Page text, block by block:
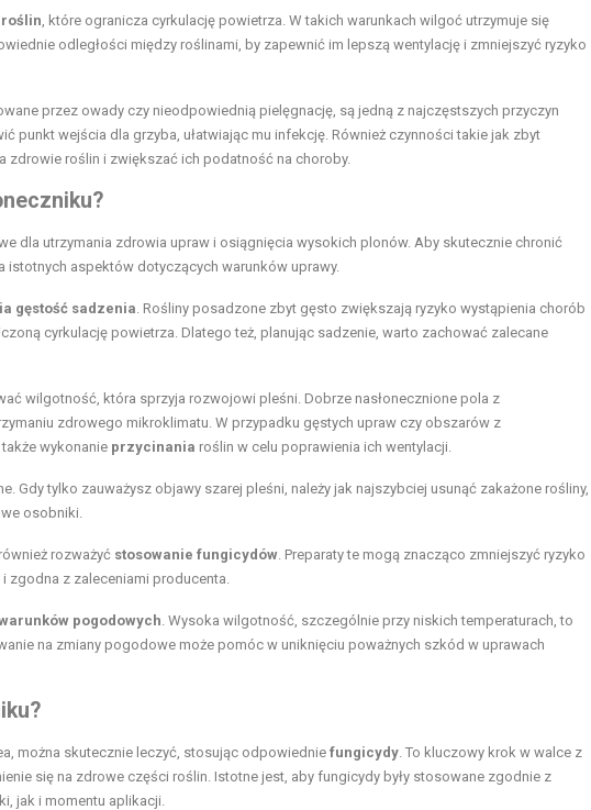
roślin , które ogranicza cyrkulację powietrza. W takich warunkach wilgoć utrzymuje się
odległości między roślinami, by zapewnić im lepszą wentylację i zmniejszyć ryzyko
przez owady czy nieodpowiednią pielęgnację, są jedną z najczęstszych przyczyn
punkt wejścia dla grzyba, ułatwiając mu infekcję. Również czynności takie jak zbyt
zdrowie roślin i zwiększać ich podatność na choroby.
dla utrzymania zdrowia upraw i osiągnięcia wysokich plonów. Aby skutecznie chronić
istotnych aspektów dotyczących warunków uprawy.
gęstość sadzenia . Rośliny posadzone zbyt gęsto zwiększają ryzyko wystąpienia chorób
cyrkulację powietrza. Dlatego też, planując sadzenie, warto zachować zalecane
wilgotność, która sprzyja rozwojowi pleśni. Dobrze nasłonecznione pola z
zdrowego mikroklimatu. W przypadku gęstych upraw czy obszarów z
wykonanie przycinania roślin w celu poprawienia ich wentylacji.
Gdy tylko zauważysz objawy szarej pleśni, należy jak najszybciej usunąć zakażone rośliny,
osobniki.
rozważyć stosowanie fungicydów . Preparaty te mogą znacząco zmniejszyć ryzyko
zgodna z zaleceniami producenta.
pogodowych . Wysoka wilgotność, szczególnie przy niskich temperaturach, to
na zmiany pogodowe może pomóc w uniknięciu poważnych szkód w uprawach
można skutecznie leczyć, stosując odpowiednie fungicydy . To kluczowy krok w walce z
się na zdrowe części roślin. Istotne jest, aby fungicydy były stosowane zgodnie z
jak i momentu aplikacji.